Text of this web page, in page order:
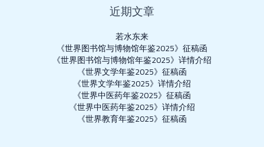
近期文章
若水东来
《世界图书馆与博物馆年鉴2025》征稿函
《世界图书馆与博物馆年鉴2025》详情介绍
《世界文学年鉴2025》征稿函
《世界文学年鉴2025》详情介绍
《世界中医药年鉴2025》征稿函
《世界中医药年鉴2025》详情介绍
《世界教育年鉴2025》征稿函